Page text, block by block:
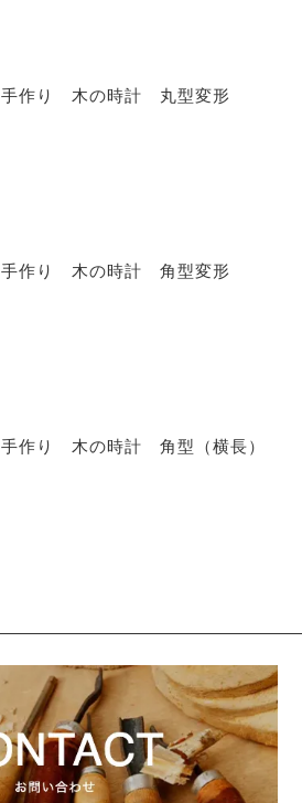
手作り 木の時計 丸型変形
手作り 木の時計 角型変形
手作り 木の時計 角型（横長）